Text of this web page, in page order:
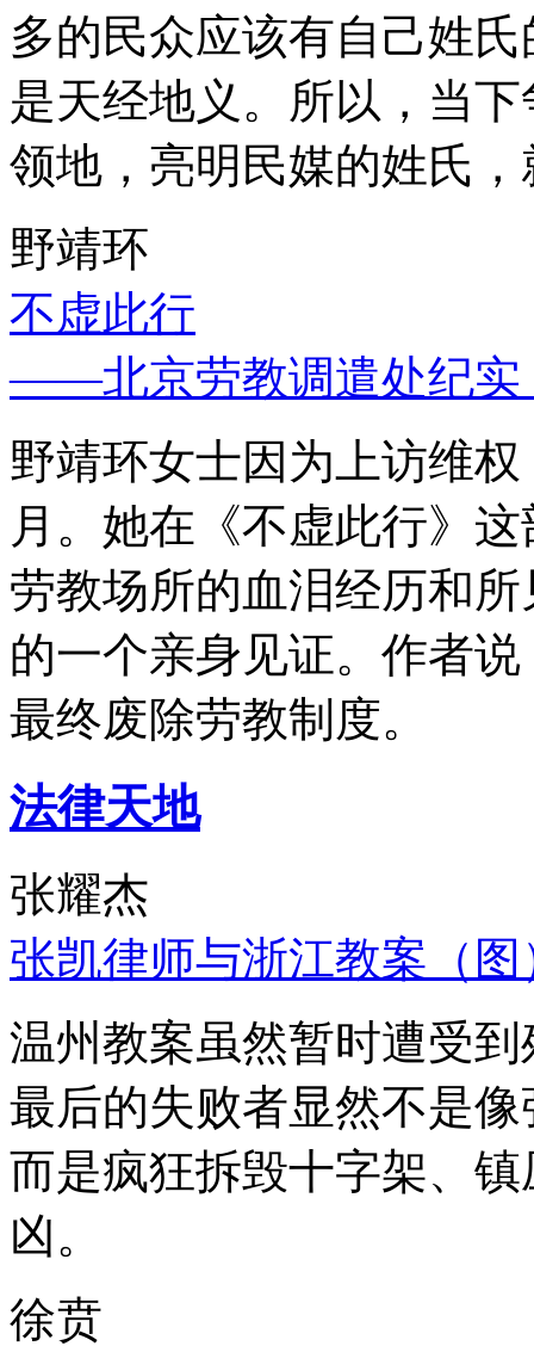
多的民众应该有自己姓
是天经地义。所以，当
领地，亮明民媒的姓氏
野靖环
不虚此行
——北京劳教调遣处纪实
野靖环女士因为上访维
月。她在《不虚此行》
劳教场所的血泪经历和
的一个亲身见证。作者
最终废除劳教制度。
法律天地
张耀杰
张凯律师与浙江教案（图
温州教案虽然暂时遭受
最后的失败者显然不是
而是疯狂拆毁十字架、
凶。
徐贲